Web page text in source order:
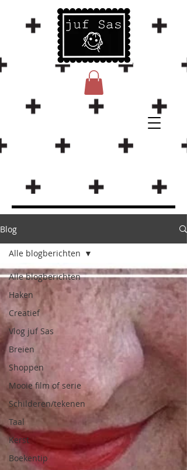
Blog
Alle blogberichten
Haken
Creatief
Vlog juf Sas
Breien
Shoppen
Mooie film of serie
Schilderen/tekenen
Taal
Kerst
Boekentip
Alle blogberichten